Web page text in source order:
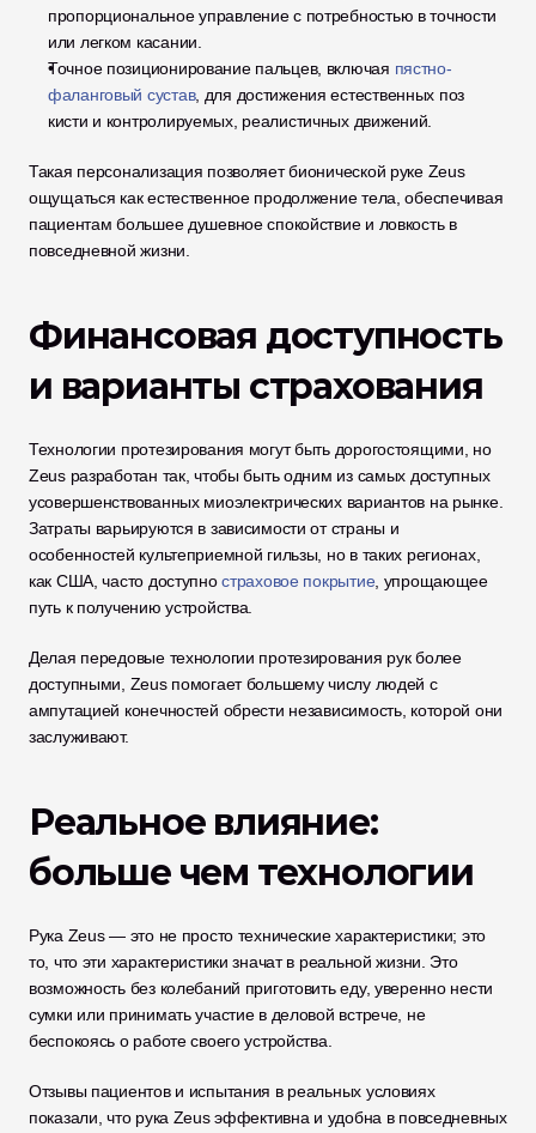
пропорциональное управление с потребностью в точности
или легком касании.
Точное позиционирование пальцев, включая пястно-
фаланговый сустав, для достижения естественных поз
кисти и контролируемых, реалистичных движений.
Такая персонализация позволяет бионической руке Zeus
ощущаться как естественное продолжение тела, обеспечивая
пациентам большее душевное спокойствие и ловкость в
повседневной жизни.
Финансовая доступность
и варианты страхования
Технологии протезирования могут быть дорогостоящими, но
Zeus разработан так, чтобы быть одним из самых доступных
усовершенствованных миоэлектрических вариантов на рынке.
Затраты варьируются в зависимости от страны и
особенностей культеприемной гильзы, но в таких регионах,
как США, часто доступно страховое покрытие , упрощающее
путь к получению устройства.
Делая передовые технологии протезирования рук более
доступными, Zeus помогает большему числу людей с
ампутацией конечностей обрести независимость, которой они
заслуживают.
Реальное влияние:
больше чем технологии
Рука Zeus — это не просто технические характеристики; это
то, что эти характеристики значат в реальной жизни. Это
возможность без колебаний приготовить еду, уверенно нести
сумки или принимать участие в деловой встрече, не
беспокоясь о работе своего устройства.
Отзывы пациентов и испытания в реальных условиях
показали, что рука Zeus эффективна и удобна в повседневных